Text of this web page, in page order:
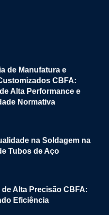
de Manufatura e
CBFA:
Alta Performance e
Normativa
na Soldagem na
Tubos de Aço
Alta Precisão CBFA:
Eficiência